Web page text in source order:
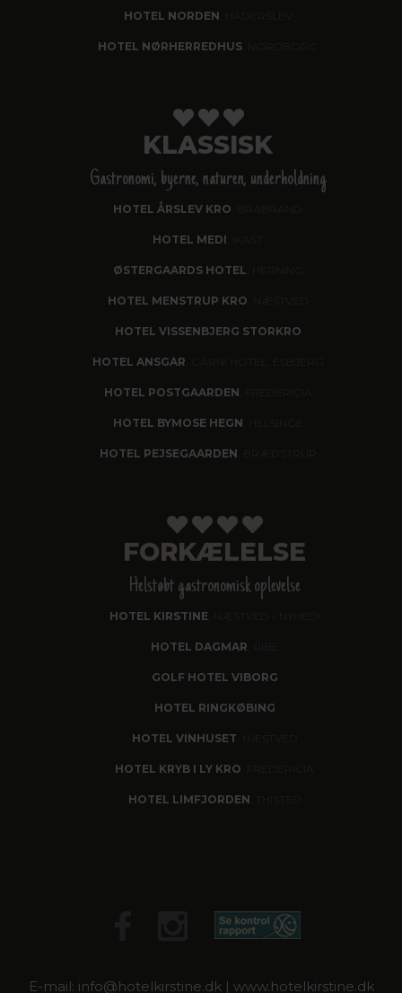
HOTEL NORDEN
HOTEL NØRHERREDHUS
KLASSISK
Gastronomi, byerne, naturen, underholdning
HOTEL ÅRSLEV KRO
HOTEL MEDI
ØSTERGAARDS HOTEL
HOTEL MENSTRUP KRO
HOTEL VISSENBJERG STORKRO
HOTEL ANSGAR
HOTEL POSTGAARDEN
HOTEL BYMOSE HEGN
HOTEL PEJSEGAARDEN
FORKÆLELSE
Helstøbt gastronomisk oplevelse
HOTEL KIRSTINE, NÆSTVED - NYHED!
HOTEL DAGMAR
GOLF HOTEL VIBORG
HOTEL RINGKØBING
HOTEL VINHUSET
HOTEL KRYB I LY KRO
HOTEL LIMFJORDEN
E-mail: info@hotelkirstine.dk | www.hotelkirstine.dk